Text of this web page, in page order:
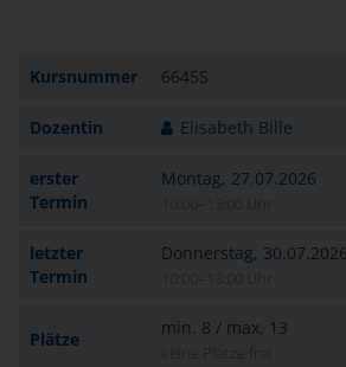
Kursnummer 6645S
Dozentin Elisabeth Bille
erster
Termin
Montag, 27.07.2026
letzter
Termin
Donnerstag, 30.07.2026
Plätze
min. 8 / max. 13